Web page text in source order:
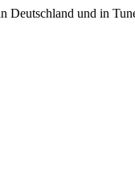
Deutschland und in